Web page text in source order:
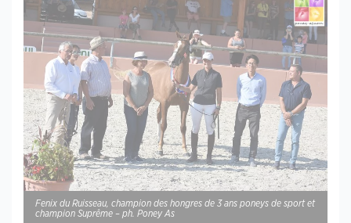
Fenix du Ruisseau, champion des hongres de 3 ans poneys de sport et
champion Suprême – ph. Poney As